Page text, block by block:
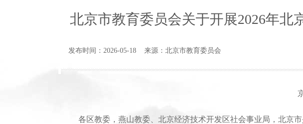
北京市教育委员会关于开展2026年
发布时间：2026-05-18 来源：北京市教育委员会
各区教委，燕山教委、北京经济技术开发区社会事业局，北京市